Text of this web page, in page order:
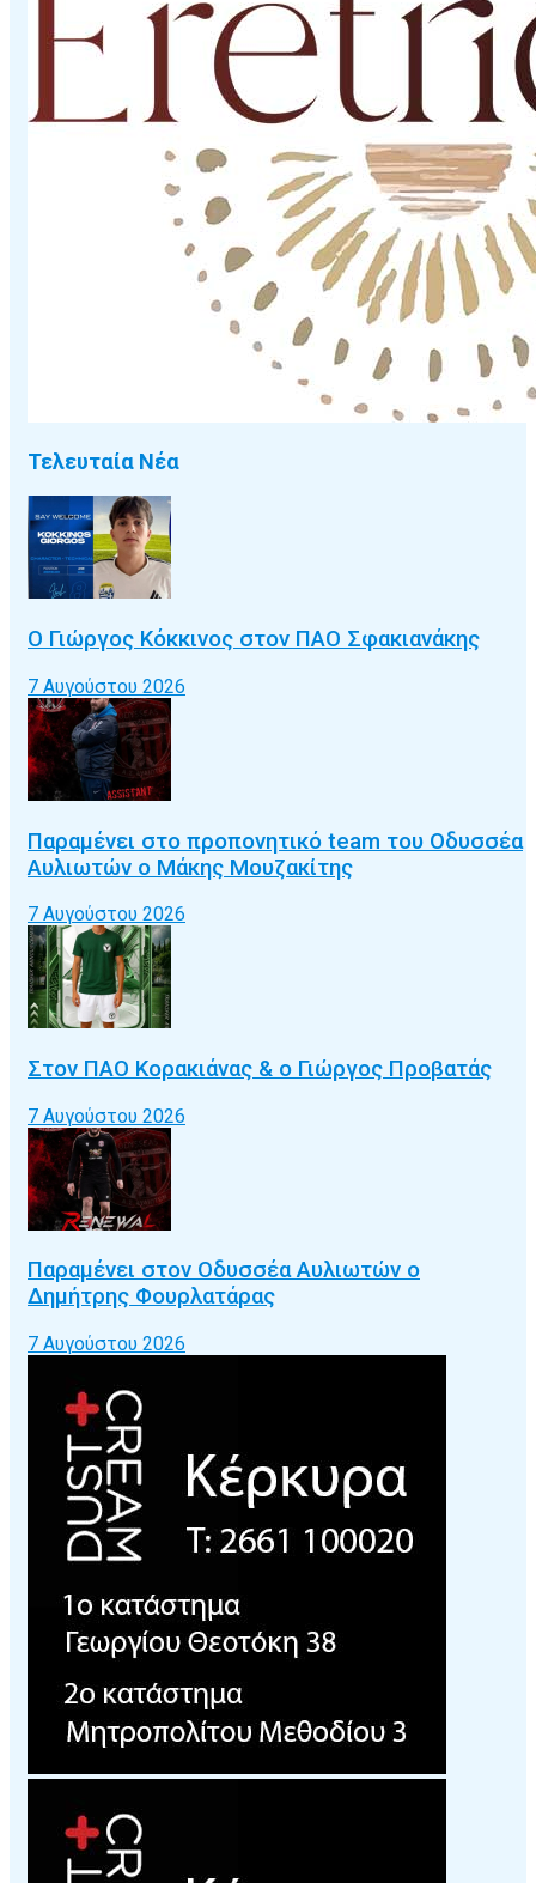
Τελευταία Νέα
Ο Γιώργος Κόκκινος στον ΠΑΟ Σφακιανάκης
7 Αυγούστου 2026
Παραμένει στο προπονητικό team του Οδυσσέα
Αυλιωτών ο Μάκης Μουζακίτης
7 Αυγούστου 2026
Στον ΠΑΟ Κορακιάνας & ο Γιώργος Προβατάς
7 Αυγούστου 2026
Παραμένει στον Οδυσσέα Αυλιωτών ο
Δημήτρης Φουρλατάρας
7 Αυγούστου 2026